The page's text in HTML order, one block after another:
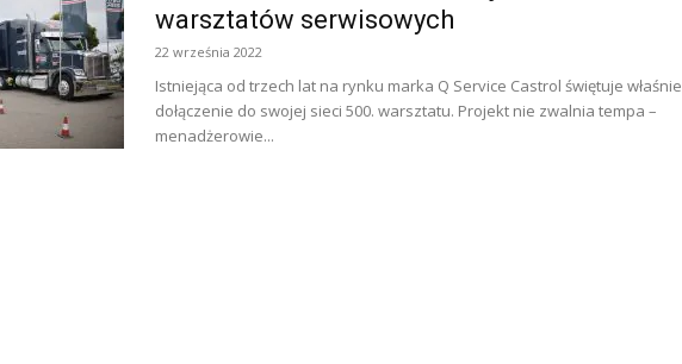
warsztatów serwisowych
22 września 2022
Istniejąca od trzech lat na rynku marka Q Service Castrol świętuje właśnie
dołączenie do swojej sieci 500. warsztatu. Projekt nie zwalnia tempa –
menadżerowie...